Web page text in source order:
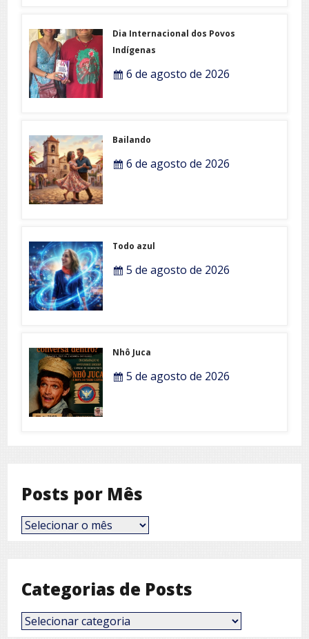
Dia Internacional dos Povos
Indígenas
6 de agosto de 2026
Bailando
6 de agosto de 2026
Todo azul
5 de agosto de 2026
Nhô Juca
5 de agosto de 2026
Posts por Mês
Posts
por
Categorias de Posts
Categorias
de